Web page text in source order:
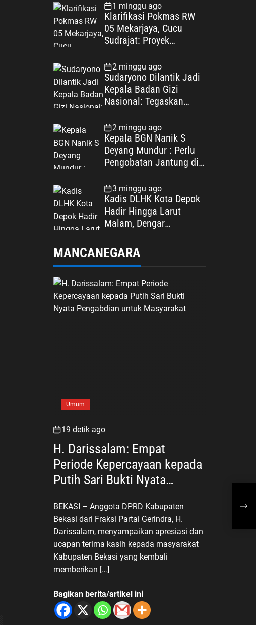
1 minggu ago
Klarifikasi Pokmas RW
05 Mekarjaya, Cucu
Sudrajat: Proyek
Spesifikasi
2 minggu ago
Sudaryono Dilantik Jadi
Kepala Badan Gizi
Nasional: Tegaskan
Kepentingan
2 minggu ago
Kepala BGN Nanik S
Deyang Mundur : Perlu
Pengobatan Jantung di
3 minggu ago
Kadis DLHK Kota Depok
Hadir Hingga Larut
Malam, Dengar
Retribusi Sampah di
MANCANEGARA
Umum
19 detik ago
H. Darissalam: Empat
Periode Kepercayaan kepada
Putih Sari Bukti Nyata
Masyarakat
BEKASI – Anggota DPRD Kabupaten
Bekasi dari Fraksi Partai Gerindra, H.
Darissalam, menyampaikan apresiasi dan
ucapan terima kasih kepada masyarakat
Kabupaten Bekasi yang kembali
memberikan […]
Bagikan berita/artikel ini